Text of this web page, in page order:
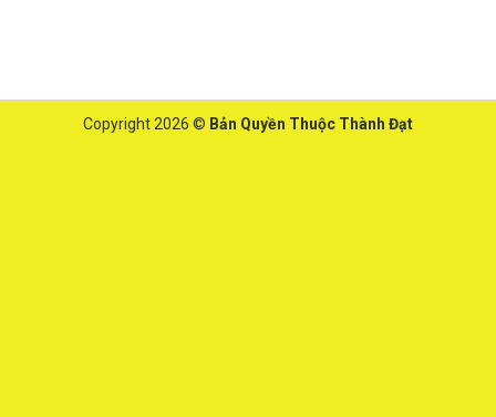
Copyright 2026 © Bản Quyền Thuộc Thành Đạt